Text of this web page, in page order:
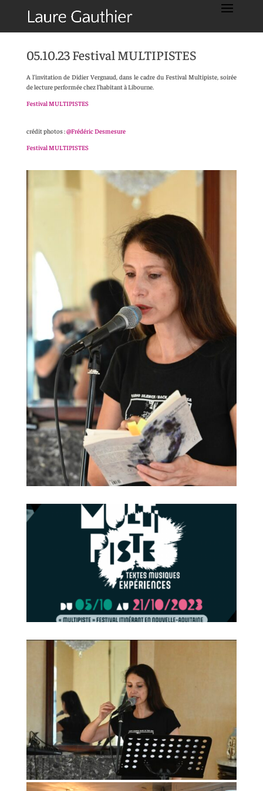
05.10.23 Festival MULTIPISTES
A l’invitation de Didier Vergnaud, dans le cadre du Festival Multipiste, soirée
de lecture performée chez l’habitant à Libourne.
Festival MULTIPISTES
crédit photos :@Frédéric Desmesure
Festival MULTIPISTES